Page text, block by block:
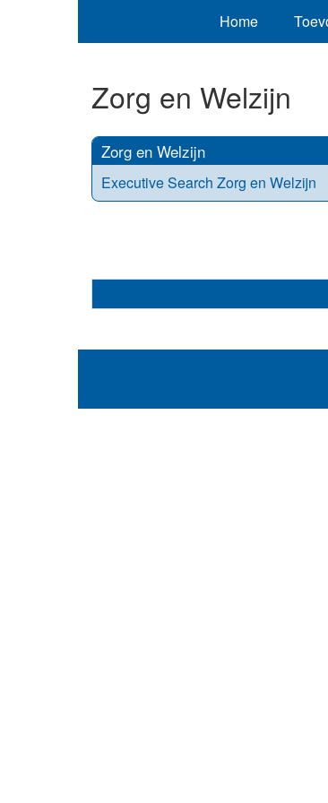
Home
Zorg en Welzijn
Zorg en Welzijn
Executive Search Zorg en Welzijn